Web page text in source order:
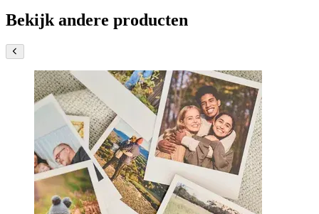
Bekijk andere producten